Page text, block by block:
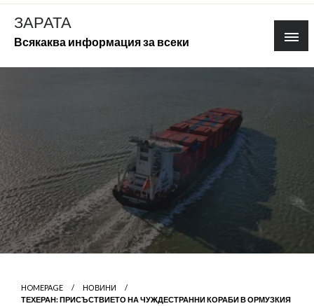
Skip
content
ЗАРАТА
Всякаква информация за всеки
HOMEPAGE
НОВИНИ
ТЕХЕРАН: ПРИСЪСТВИЕТО НА ЧУЖДЕСТРАННИ КОРАБИ В ОРМУЗКИЯ